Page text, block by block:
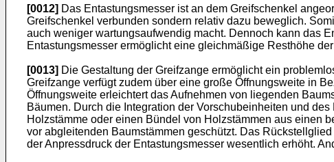
[0012] Das Entastungsmesser ist an dem Greifschenkel
Greifschenkel verbunden sondern relativ dazu beweglich.
auch weniger wartungsaufwendig macht. Dennoch kann das
Entastungsmesser ermöglicht eine gleichmäßige Resthöhe
[0013] Die Gestaltung der Greifzange ermöglicht ein
Greifzange verfügt zudem über eine große Öffnungsweite in
Öffnungsweite erleichtert das Aufnehmen von liegenden
Bäumen. Durch die Integration der Vorschubeinheiten und
Holzstämme oder einen Bündel von Holzstämmen aus einen
vor abgleitenden Baumstämmen geschützt. Das
der Anpressdruck der Entastungsmesser wesentlich erhöht.